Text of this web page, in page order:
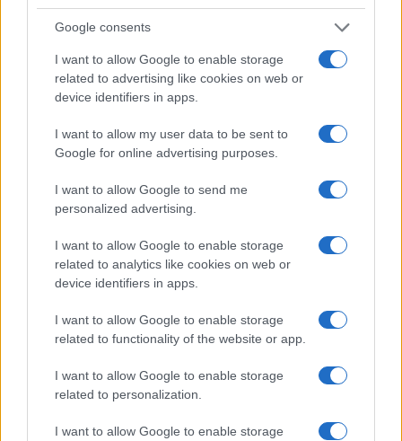
Google consents
I want to allow Google to enable storage
related to advertising like cookies on web or
device identifiers in apps.
I want to allow my user data to be sent to
Google for online advertising purposes.
I want to allow Google to send me
personalized advertising.
I want to allow Google to enable storage
related to analytics like cookies on web or
device identifiers in apps.
I want to allow Google to enable storage
related to functionality of the website or app.
I want to allow Google to enable storage
related to personalization.
I want to allow Google to enable storage
Edoardo Castellucci
Edoardo Castellucci, veneziano, ricorda la
degustazione a Burano dove annotò profili di
un formaggio locale: quell’episodio divenne
colonna sonora della sua rubrica su vini e
sapori. In redazione spinge racconti sensoriali
e conserva registrazioni di sommelier e